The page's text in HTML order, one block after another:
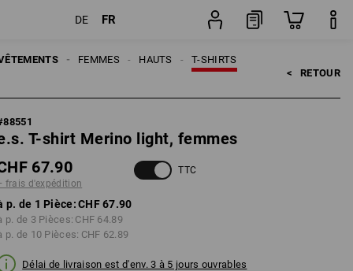
DE FR
T-SHIRTS
HAUTS
FEMMES
< RETOUR
88551
T-shirt Merino light, femmes
67.90
frais d'expédition
TTC
p. de 1 Pièce:CHF 67.90
p. de 3 Pièces: CHF 64.89
p. de 10 Pièces: CHF 62.89
Délai de livraison est d'env. 3 à 5 jours ouvrables